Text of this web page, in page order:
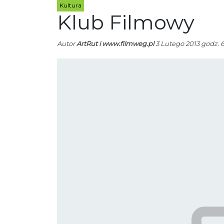
Kultura
Klub Filmowy
AutorArtRut i www.filmweg.pl3 Lutego 2013 godz.